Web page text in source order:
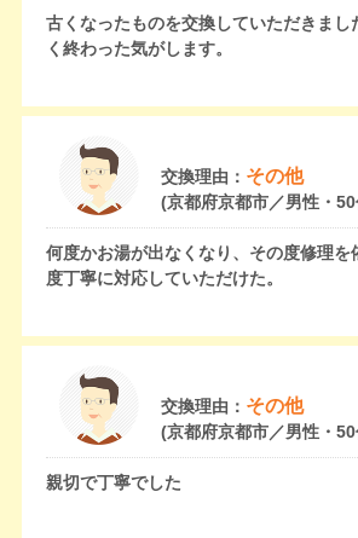
古くなったものを交換していただきまし
く終わった気がします。
交換理由： その他
(京都府京都市／男性・50
何度かお湯が出なくなり、その度修理を
度丁寧に対応していただけた。
交換理由： その他
(京都府京都市／男性・50
親切で丁寧でした